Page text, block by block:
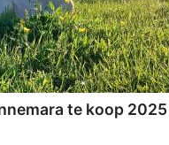
te koop 2025